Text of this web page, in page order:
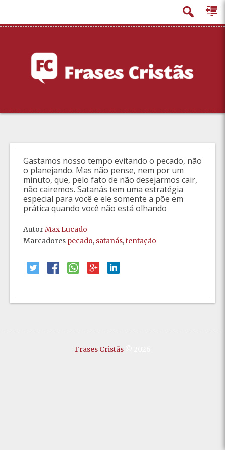
Gastamos nosso tempo evitando o pecado, não
o planejando. Mas não pense, nem por um
minuto, que, pelo fato de não desejarmos cair,
não cairemos. Satanás tem uma estratégia
especial para você e ele somente a põe em
prática quando você não está olhando
AutorMax Lucado
Marcadores pecado, satanás,tentação
Frases Cristãs© 2026